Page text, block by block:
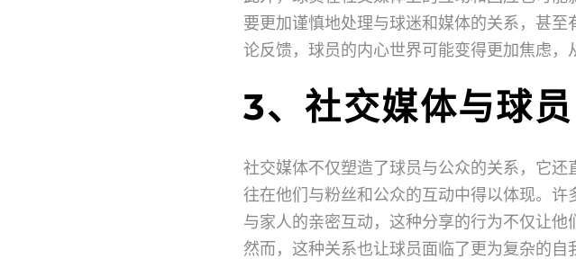
要更加谨慎地处理与球迷和媒体的关系，甚
论反馈，球员的内心世界可能变得更加焦虑，
3、社交媒体与球
社交媒体不仅塑造了球员与公众的关系，它
往在他们与粉丝和公众的互动中得以体现。
与家人的亲密互动，这种分享的行为不仅让他
然而，这种关系也让球员面临了更为复杂的自